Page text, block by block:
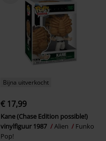
Bijna uitverkocht
€ 17,99
Kane (Chase Edition possible!)
vinylfiguur 1987
Alien
Funko
Pop!